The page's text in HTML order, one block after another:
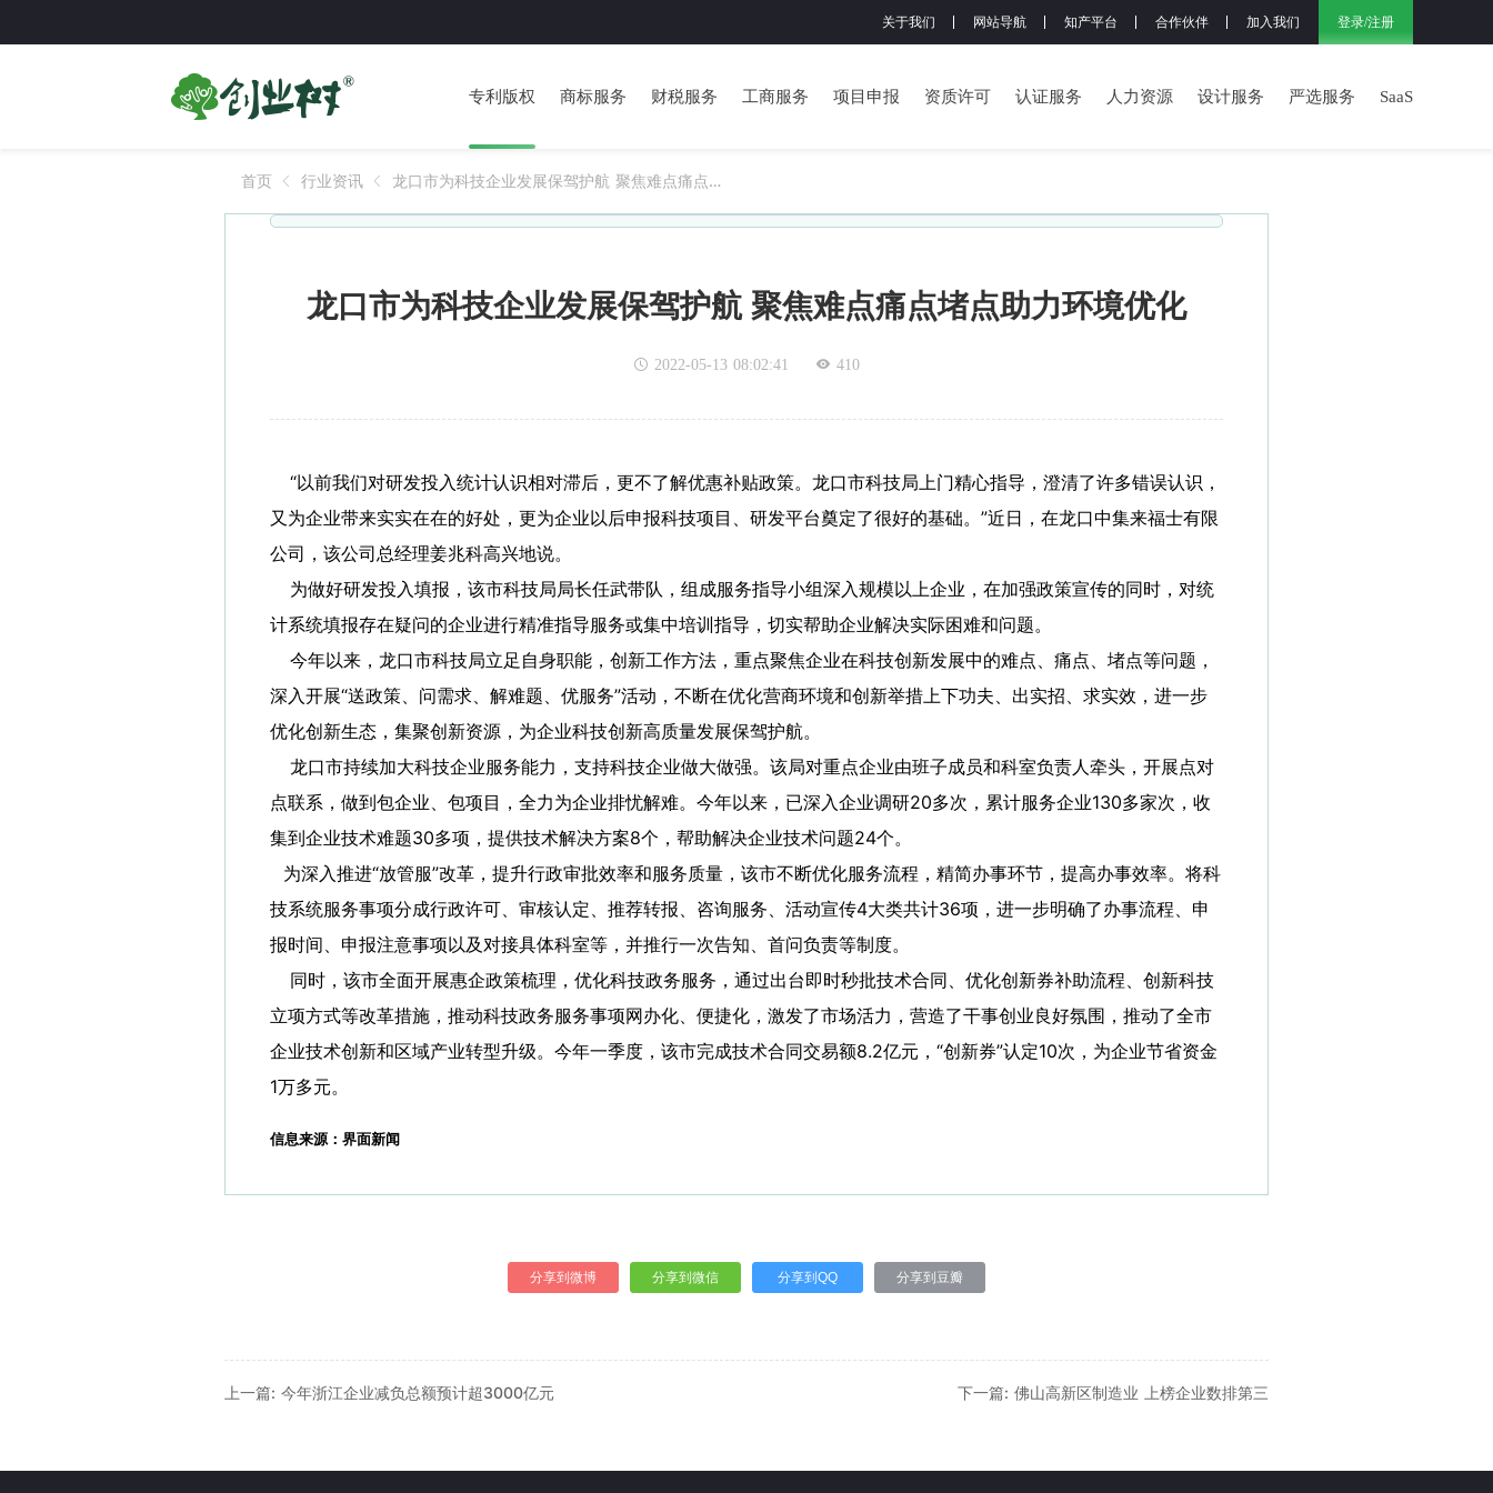
关于我们 网站导航 知产平台 合作伙伴 加入我们 登录/注册
专利版权 商标服务 财税服务 工商服务 项目申报 资质许可 认证服务 人力资源 设计服务 严选服务 SaaS
首页 行业资讯
龙口市为科技企业发展保驾护航 聚焦难点痛点堵
龙口市为科技企业发展保驾护航 聚焦难点痛点堵点助力环境优化
2022-05-13 08:02:41 410
“以前我们对研发投入统计认识相对滞后，更不了解优惠补贴政策。龙口市科技局上门精心指导，澄清了许多错误认识，
又为企业带来实实在在的好处，更为企业以后申报科技项目、研发平台奠定了很好的基础。”近日，在龙口中集来福士有限
公司，该公司总经理姜兆科高兴地说。
为做好研发投入填报，该市科技局局长任武带队，组成服务指导小组深入规模以上企业，在加强政策宣传的同时，对统
计系统填报存在疑问的企业进行精准指导服务或集中培训指导，切实帮助企业解决实际困难和问题。
今年以来，龙口市科技局立足自身职能，创新工作方法，重点聚焦企业在科技创新发展中的难点、痛点、堵点等问题，
深入开展“送政策、问需求、解难题、优服务”活动，不断在优化营商环境和创新举措上下功夫、出实招、求实效，进一步
优化创新生态，集聚创新资源，为企业科技创新高质量发展保驾护航。
龙口市持续加大科技企业服务能力，支持科技企业做大做强。该局对重点企业由班子成员和科室负责人牵头，开展点对
点联系，做到包企业、包项目，全力为企业排忧解难。今年以来，已深入企业调研20多次，累计服务企业130多家次，收
集到企业技术难题30多项，提供技术解决方案8个，帮助解决企业技术问题24个。
为深入推进“放管服”改革，提升行政审批效率和服务质量，该市不断优化服务流程，精简办事环节，提高办事效率。将科
技系统服务事项分成行政许可、审核认定、推荐转报、咨询服务、活动宣传4大类共计36项，进一步明确了办事流程、申
报时间、申报注意事项以及对接具体科室等，并推行一次告知、首问负责等制度。
同时，该市全面开展惠企政策梳理，优化科技政务服务，通过出台即时秒批技术合同、优化创新券补助流程、创新科技
立项方式等改革措施，推动科技政务服务事项网办化、便捷化，激发了市场活力，营造了干事创业良好氛围，推动了全市
企业技术创新和区域产业转型升级。今年一季度，该市完成技术合同交易额8.2亿元，“创新券”认定10次，为企业节省资金
1万多元。
信息来源：界面新闻
分享到微博 分享到微信 分享到QQ 分享到豆瓣
上一篇: 今年浙江企业减负总额预计超3000亿元 下一篇: 佛山高新区制造业 上榜企业数排第三